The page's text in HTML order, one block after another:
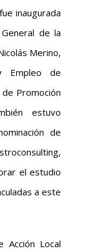
inaugurada
de la
Merino,
Empleo de
Promoción
estuvo
de
el estudio
a este
Acción Local